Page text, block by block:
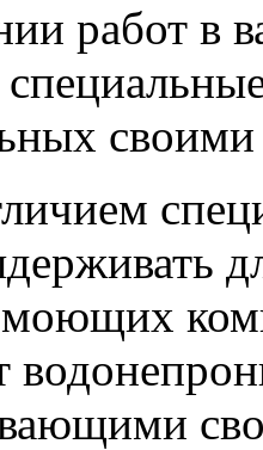
работ в
своими